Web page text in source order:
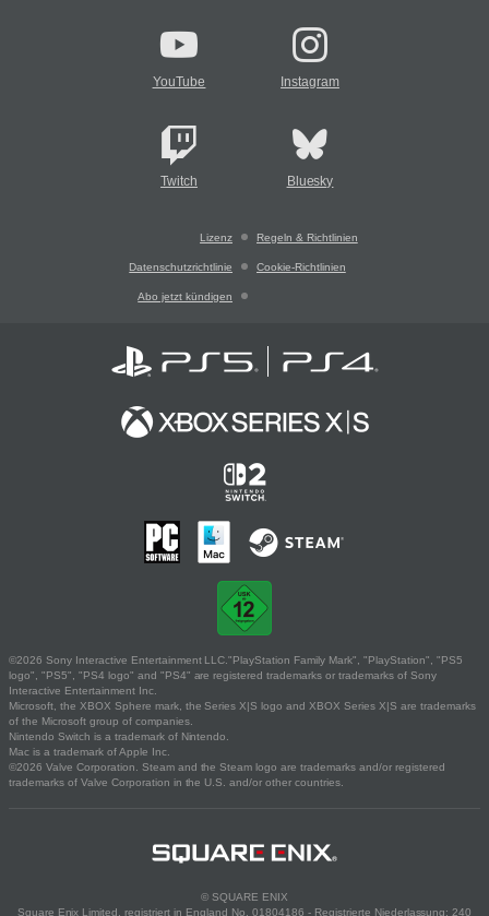
YouTube Instagram
Twitch Bluesky
Lizenz Regeln & Richtlinien
Datenschutzrichtlinie Cookie-Richtlinien
Abo jetzt kündigen
©2026 Sony Interactive Entertainment LLC."PlayStation Family Mark", "PlayStation", "PS5
logo", "PS5", "PS4 logo" and "PS4" are registered trademarks or trademarks of Sony
Interactive Entertainment Inc.
Microsoft, the XBOX Sphere mark, the Series X|S logo and XBOX Series X|S are trademarks
of the Microsoft group of companies.
Nintendo Switch is a trademark of Nintendo.
Mac is a trademark of Apple Inc.
©2026 Valve Corporation. Steam and the Steam logo are trademarks and/or registered
trademarks of Valve Corporation in the U.S. and/or other countries.
© SQUARE ENIX
Square Enix Limited, registriert in England No. 01804186 - Registrierte Niederlassung: 240